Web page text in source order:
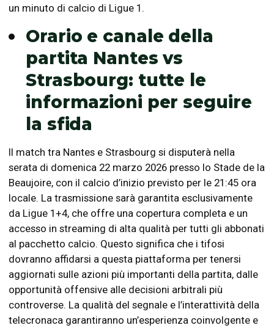
un minuto di calcio di Ligue 1.
Orario e canale della
partita Nantes vs
Strasbourg: tutte le
informazioni per seguire
la sfida
Il match tra Nantes e Strasbourg si disputerà nella
serata di domenica 22 marzo 2026 presso lo Stade de la
Beaujoire, con il calcio d’inizio previsto per le 21:45 ora
locale. La trasmissione sarà garantita esclusivamente
da Ligue 1+4, che offre una copertura completa e un
accesso in streaming di alta qualità per tutti gli abbonati
al pacchetto calcio. Questo significa che i tifosi
dovranno affidarsi a questa piattaforma per tenersi
aggiornati sulle azioni più importanti della partita, dalle
opportunità offensive alle decisioni arbitrali più
controverse. La qualità del segnale e l’interattività della
telecronaca garantiranno un’esperienza coinvolgente e